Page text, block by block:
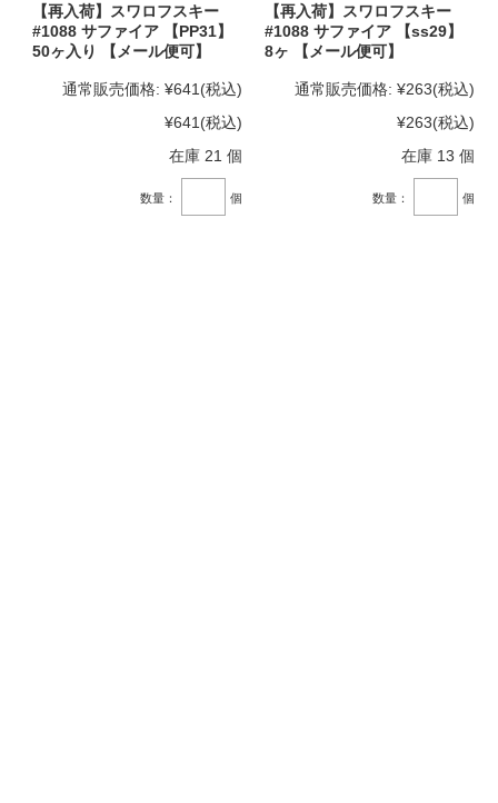
【再入荷】スワロフスキー
#1088 サファイア 【PP31】
50ヶ入り 【メール便可】
通常販売価格: ¥641 (税込)
¥641 (税込)
在庫 21 個
数量： 個
【再入荷】スワロフスキー
#1088 サファイア 【ss29】
8ヶ 【メール便可】
通常販売価格: ¥263(税込)
¥263(税込)
在庫 13 個
数量： 個